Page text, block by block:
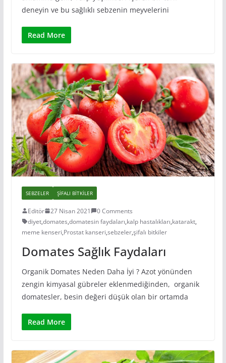
deneyin ve bu sağlıklı sebzenin meyvelerini
Read More
SEBZELER ŞIFALI BITKILER
Editör 27 Nisan 2021
0 Comments
diyet,domates,domatesin faydaları,kalp hastalıkları,katarakt,
meme kenseri,Prostat kanseri,sebzeler,şifalı bitkiler
Domates Sağlık Faydaları
Organik Domates Neden Daha İyi ? Azot yönünden
zengin kimyasal gübreler eklenmediğinden, organik
domatesler, besin değeri düşük olan bir ortamda
Read More